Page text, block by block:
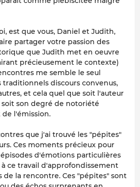
est que vous, Daniel et Judith,
partager votre passion des
que Judith met en oeuvre
précieusement le contexte)
me semble le seul
traditionnels discours convenus,
et cela quel que soit l'auteur
son degré de notoriété
l'émission.
que j'ai trouvé les "pépites"
Ces moments précieux pour
d'émotions particulières
ce travail d'approfondissement
de la rencontre. Ces "pépites" sont